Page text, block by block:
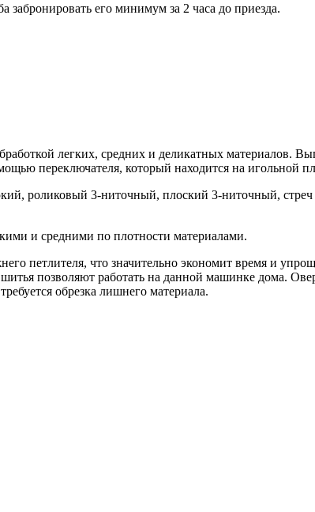
его минимум за 2 часа до приезда.
легких, средних и деликатных материалов.
переключателя, который находится на игольной
роликовый 3-ниточный, плоский 3-ниточный, стреч
и средними по плотности материалами.
петлителя, что значительно экономит время и
позволяют работать на данной машинке дома.
обрезка лишнего материала.